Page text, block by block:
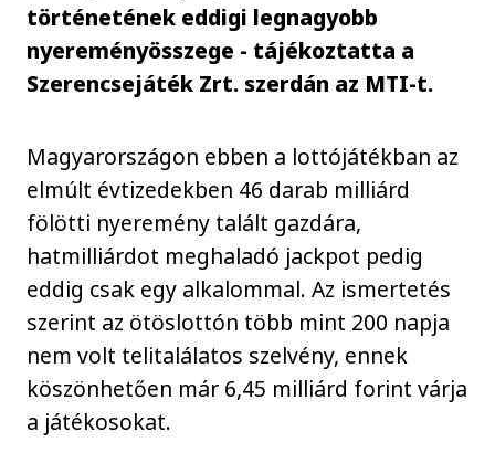
történetének eddigi legnagyobb
nyereményösszege - tájékoztatta a
Szerencsejáték Zrt. szerdán az MTI-t.
Magyarországon ebben a lottójátékban az
elmúlt évtizedekben 46 darab milliárd
fölötti nyeremény talált gazdára,
hatmilliárdot meghaladó jackpot pedig
eddig csak egy alkalommal. Az ismertetés
szerint az ötöslottón több mint 200 napja
nem volt telitalálatos szelvény, ennek
köszönhetően már 6,45 milliárd forint várja
a játékosokat.